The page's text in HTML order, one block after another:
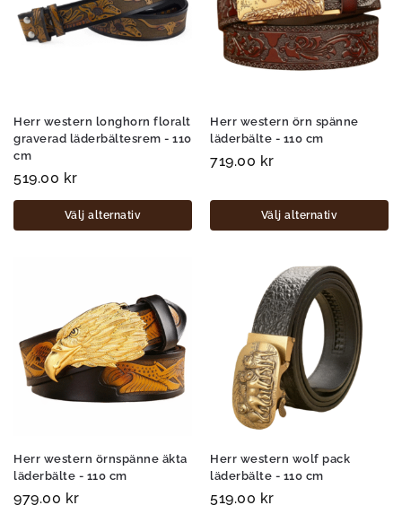
Herr western longhorn floralt
graverad läderbältesrem - 110
cm
519.00 kr
Välj alternativ
Herr western örn spänne
läderbälte - 110 cm
719.00 kr
Välj alternativ
Herr western örnspänne äkta
läderbälte - 110 cm
979.00 kr
Herr western wolf pack
läderbälte - 110 cm
519.00 kr